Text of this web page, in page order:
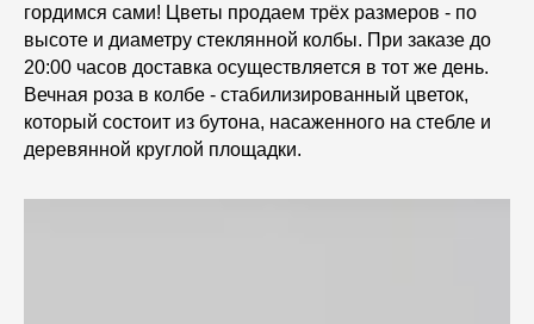
гордимся сами! Цветы продаем трёх размеров - по
высоте и диаметру стеклянной колбы. При заказе до
20:00 часов доставка осуществляется в тот же день.
Вечная роза в колбе - стабилизированный цветок,
который состоит из бутона, насаженного на стебле и
деревянной круглой площадки.